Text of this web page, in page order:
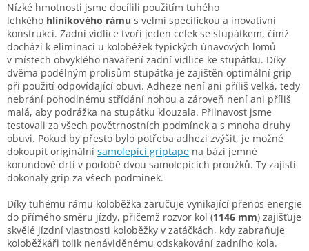
Nízké hmotnosti jsme docílili použitím tuhého
lehkého hliníkového rámu s velmi specifickou a inovativní
konstrukcí. Zadní vidlice tvoří jeden celek se stupátkem, čímž
dochází k eliminaci u koloběžek typických únavových lomů
v místech obvyklého navaření zadní vidlice ke stupátku. Díky
dvěma podélným prolisům stupátka je zajištěn optimální grip
při použití odpovídající obuvi. Adheze není ani příliš velká, tedy
nebrání pohodlnému střídání nohou a zároveň není ani příliš
malá, aby podrážka na stupátku klouzala. Přilnavost jsme
testovali za všech povětrnostních podmínek a s mnoha druhy
obuvi. Pokud by přesto bylo potřeba adhezi zvýšit, je možné
dokoupit originální samolepící griptape na bázi jemné
korundové drti v podobě dvou samolepících proužků. Ty zajistí
dokonalý grip za všech podmínek.
Díky tuhému rámu koloběžka zaručuje vynikající přenos energie
do přímého směru jízdy, přičemž rozvor kol (1146 mm) zajišťuje
skvělé jízdní vlastnosti koloběžky v zatáčkách, kdy zabraňuje
koloběžkáři tolik nenáviděnému odskakování zadního kola.